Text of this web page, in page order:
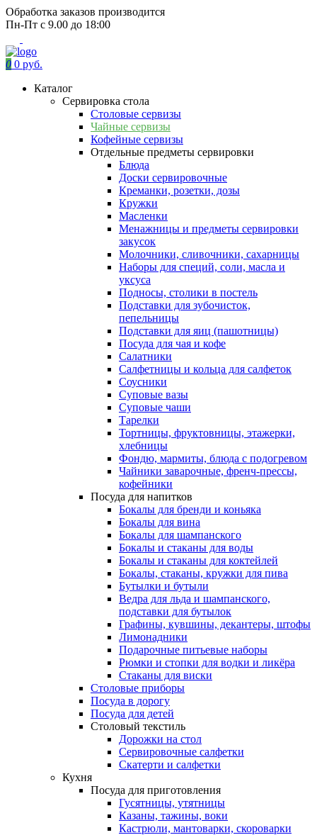
Обработка заказов производится
Пн-Пт с 9.00 до 18:00
0 0 руб.
Каталог
Сервировка стола
Столовые сервизы
Чайные сервизы
Кофейные сервизы
Отдельные предметы сервировки
Блюда
Доски сервировочные
Креманки, розетки, дозы
Кружки
Масленки
Менажницы и предметы сервировки
закусок
Молочники, сливочники, сахарницы
Наборы для специй, соли, масла и
уксуса
Подносы, столики в постель
Подставки для зубочисток,
пепельницы
Подставки для яиц (пашотницы)
Посуда для чая и кофе
Салатники
Салфетницы и кольца для салфеток
Соусники
Суповые вазы
Суповые чаши
Тарелки
Тортницы, фруктовницы, этажерки,
хлебницы
Фондю, мармиты, блюда с подогревом
Чайники заварочные, френч-прессы,
кофейники
Посуда для напитков
Бокалы для бренди и коньяка
Бокалы для вина
Бокалы для шампанского
Бокалы и стаканы для воды
Бокалы и стаканы для коктейлей
Бокалы, стаканы, кружки для пива
Бутылки и бутыли
Ведра для льда и шампанского,
подставки для бутылок
Графины, кувшины, декантеры, штофы
Лимонадники
Подарочные питьевые наборы
Рюмки и стопки для водки и ликёра
Стаканы для виски
Столовые приборы
Посуда в дорогу
Посуда для детей
Столовый текстиль
Дорожки на стол
Сервировочные салфетки
Скатерти и салфетки
Кухня
Посуда для приготовления
Гусятницы, утятницы
Казаны, тажины, воки
Кастрюли, мантоварки, скороварки